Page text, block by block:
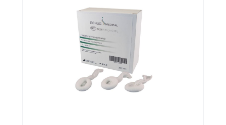
20 % Polyamid. Weitere Informationen des
Herstellers Kaufen Sie jetzt Elastofix
Schlauchverbände online bei uns und
profitieren Sie von unserem schnellen
Versand und unserem hervorragenden